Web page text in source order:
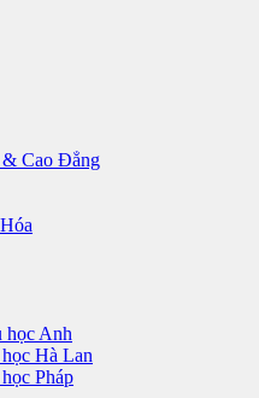
Cao Đẳng
học Anh
Hà Lan
Pháp